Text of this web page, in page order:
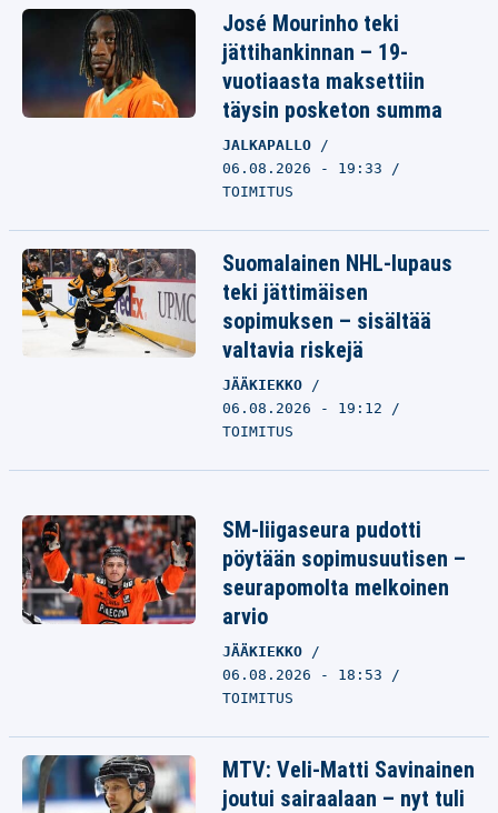
José Mourinho teki
jättihankinnan – 19-
vuotiaasta maksettiin
täysin posketon summa
JALKAPALLO
06.08.2026 - 19:33
TOIMITUS
Suomalainen NHL-lupaus
teki jättimäisen
sopimuksen – sisältää
valtavia riskejä
JÄÄKIEKKO
06.08.2026 - 19:12
TOIMITUS
SM-liigaseura pudotti
pöytään sopimusuutisen –
seurapomolta melkoinen
arvio
JÄÄKIEKKO
06.08.2026 - 18:53
TOIMITUS
MTV: Veli-Matti Savinainen
joutui sairaalaan – nyt tuli